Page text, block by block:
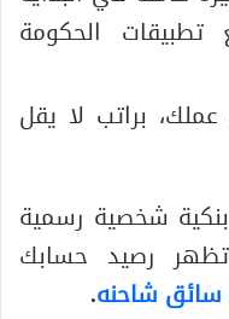
تطبيقات الحكومة
عملك، براتب لا يقل
شخصية رسمية
100.000 ريال تظهر رصيد حسابك
سائق شاحنه.